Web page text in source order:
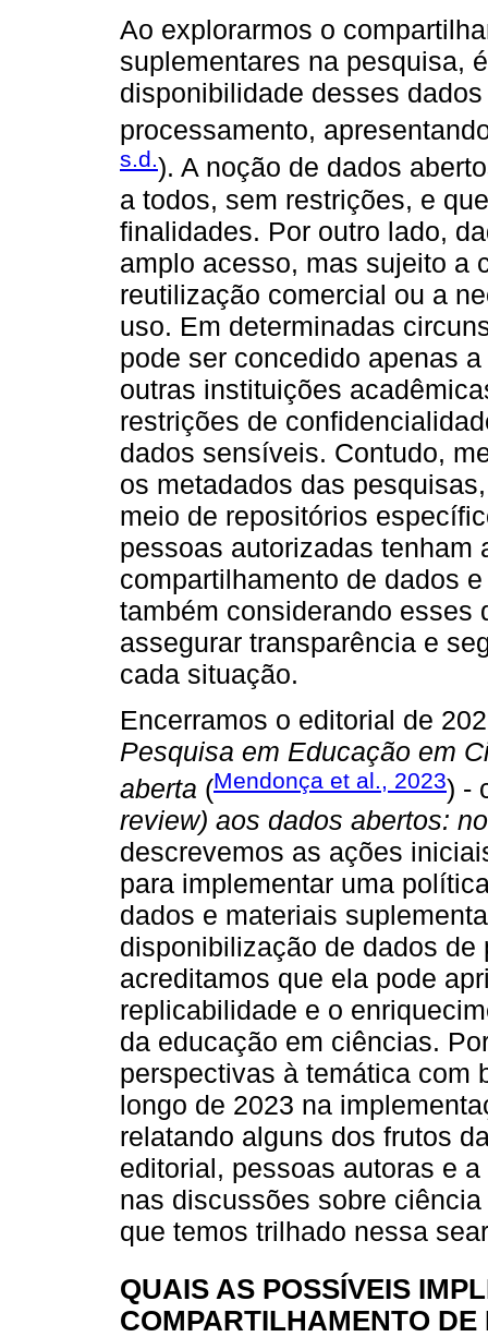
Ao explorarmos o
suplementares na pesquisa,
disponibilidade desses
processamento,
s.d.). A noção de dados
a todos, sem restrições, e
finalidades. Por outro lado,
amplo acesso, mas sujeito a
reutilização comercial ou a
uso. Em determinadas
pode ser concedido apenas
outras instituições
restrições de
dados sensíveis. Contudo,
os metadados das
meio de repositórios
pessoas autorizadas tenham
compartilhamento de dados
também considerando esses
assegurar transparência e
cada situação.
Encerramos o editorial de
Pesquisa em Educação em
aberta (Mendonça et al., 2023) -
review) aos dados abertos:
descrevemos as ações
para implementar uma
dados e materiais
disponibilização de dados
acreditamos que ela pode
replicabilidade e o
da educação em ciências.
perspectivas à temática com
longo de 2023 na
relatando alguns dos frutos
editorial, pessoas autoras e
nas discussões sobre
que temos trilhado nessa
QUAIS AS POSSÍVEIS
COMPARTILHAMENTO